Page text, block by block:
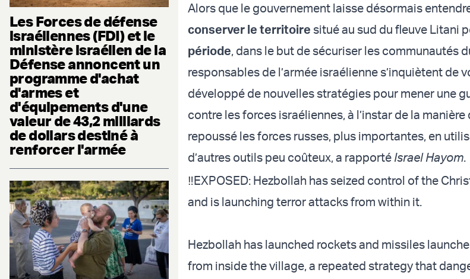
Les Forces de défense
israéliennes (FDI) et le
ministère israélien de la
Défense annoncent un
programme d'achat
d'armes et
d'équipements d'une
valeur de 43,2 milliards
de dollars destiné à
renforcer l'armée
Alors que le gouvernement laisse désormais
conserver le territoire situé au sud du fleuve Litani
période, dans le but de sécuriser les communautés
responsables de l’armée israélienne s’inquiètent de
développé de nouvelles stratégies pour mener une
contre les forces israéliennes, à l’instar de la manière
repoussé les forces russes, plus importantes, en
d’autres outils peu coûteux, a rapporté Israel Hayom.
‼️EXPOSED: Hezbollah has seized control of the
and is launching terror attacks from within it.
Hezbollah has launched rockets and missiles
from inside the village, a repeated strategy that